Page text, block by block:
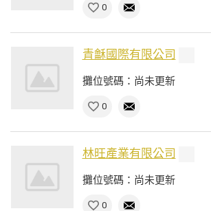
0
青龢國際有限公司
攤位號碼：尚未更新
0
林旺產業有限公司
攤位號碼：尚未更新
0